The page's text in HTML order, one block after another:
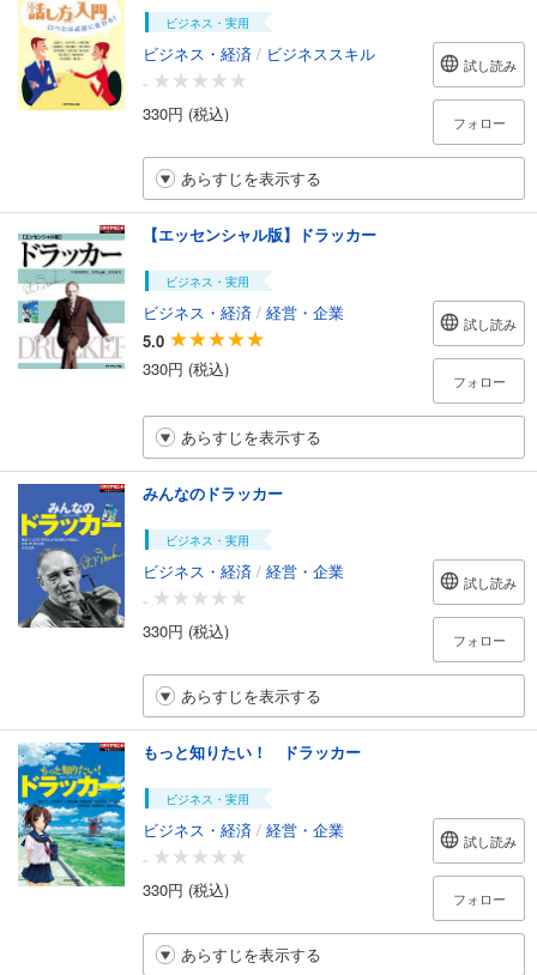
ビジネス・実用
ビジネス・経済 / ビジネススキル
-
330円 (税込)
試し読み
フォロー
あらすじを表示する
【エッセンシャル版】ドラッカー
ビジネス・実用
ビジネス・経済 / 経営・企業
5.0
330円 (税込)
試し読み
フォロー
あらすじを表示する
みんなのドラッカー
ビジネス・実用
ビジネス・経済 / 経営・企業
-
330円 (税込)
試し読み
フォロー
あらすじを表示する
もっと知りたい！ ドラッカー
ビジネス・実用
ビジネス・経済 / 経営・企業
-
330円 (税込)
試し読み
フォロー
あらすじを表示する